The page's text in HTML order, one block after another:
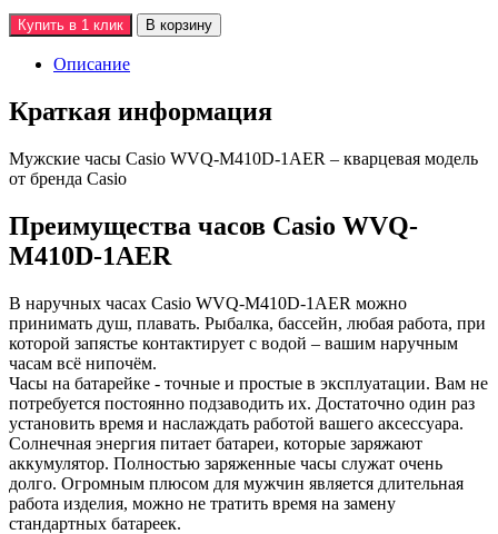
Купить в 1 клик В корзину
Описание
Краткая информация
Мужские часы Casio WVQ-M410D-1AER – кварцевая модель
от бренда Casio
Преимущества часов Casio WVQ-
M410D-1AER
В наручных часах Casio WVQ-M410D-1AER можно
принимать душ, плавать. Рыбалка, бассейн, любая работа, при
которой запястье контактирует с водой – вашим наручным
часам всё нипочём.
Часы на батарейке - точные и простые в эксплуатации. Вам не
потребуется постоянно подзаводить их. Достаточно один раз
установить время и наслаждать работой вашего аксессуара.
Солнечная энергия питает батареи, которые заряжают
аккумулятор. Полностью заряженные часы служат очень
долго. Огромным плюсом для мужчин является длительная
работа изделия, можно не тратить время на замену
стандартных батареек.